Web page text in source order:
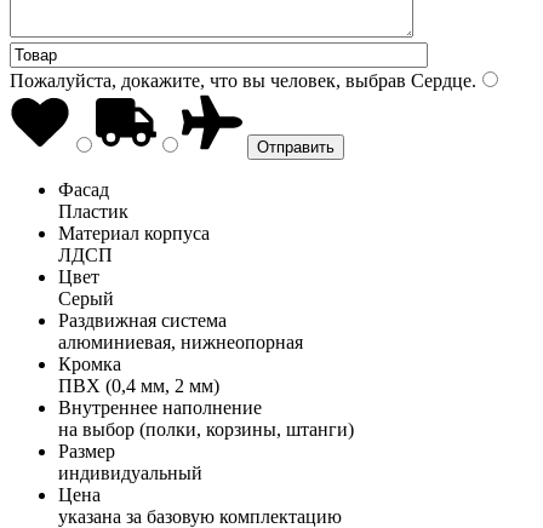
Пожалуйста, докажите, что вы человек, выбрав Сердце.
Фасад
Пластик
Материал корпуса
ЛДСП
Цвет
Серый
Раздвижная система
алюминиевая, нижнеопорная
Кромка
ПВХ (0,4 мм, 2 мм)
Внутреннее наполнение
на выбор (полки, корзины, штанги)
Размер
индивидуальный
Цена
указана за базовую комплектацию